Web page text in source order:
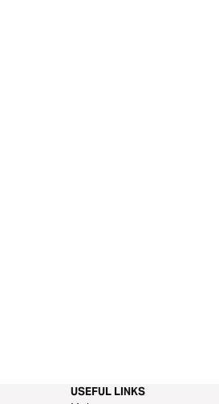
USEFUL LINKS